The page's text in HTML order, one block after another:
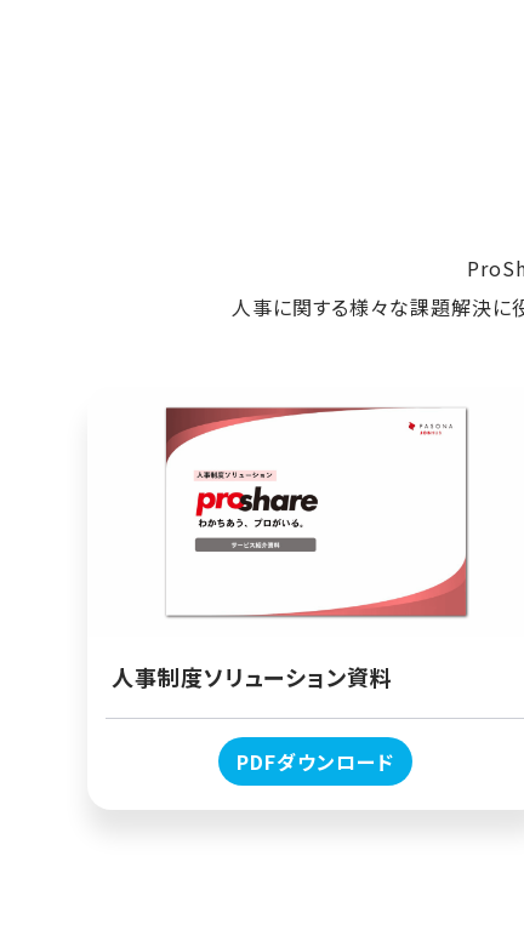
人事に関する様々な課題解決に
人事制度ソリューション資料
PDFダウンロード